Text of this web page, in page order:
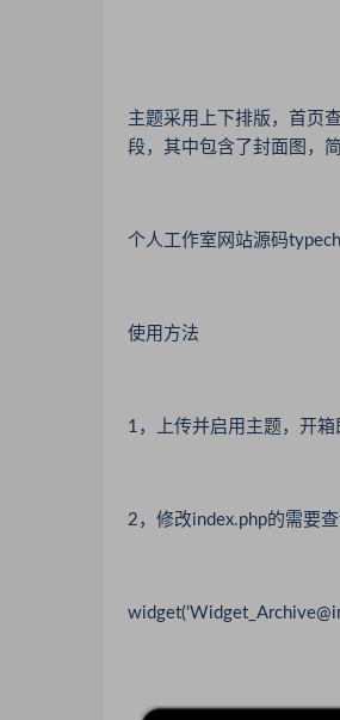
主题采用上下排版，首页
段，其中包含了封面图，
个人工作室网站源码
使用方法
1，上传并启用主题，开箱
2，修改index.php的需要